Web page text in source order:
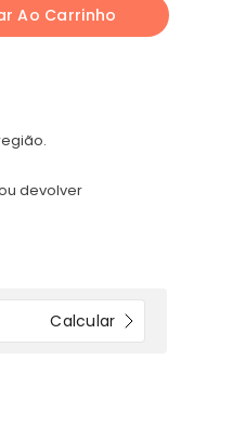
Ao Carrinho
devolver